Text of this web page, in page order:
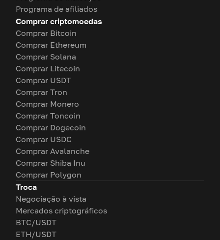
Programa de afiliados
Comprar criptomoedas
Comprar Bitcoin
Comprar Ethereum
Comprar Solana
Comprar Litecoin
Comprar USDT
Comprar Tron
Comprar Monero
Comprar Toncoin
Comprar Dogecoin
Comprar USDC
Comprar Avalanche
Comprar Shiba Inu
Comprar Polygon
Troca
Negociação à vista
Mercados criptográficos
BTC/USDT
ETH/USDT